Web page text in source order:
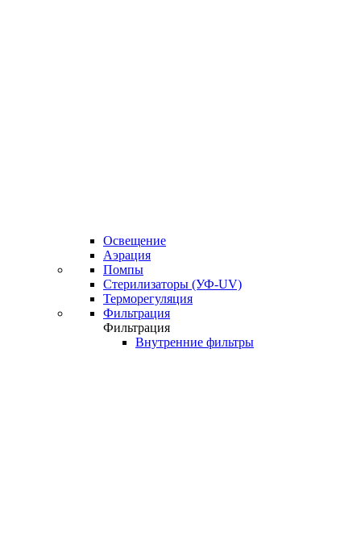
Освещение
Аэрация
Помпы
Стерилизаторы (УФ-UV)
Терморегуляция
Фильтрация
Фильтрация
Внутренние фильтры